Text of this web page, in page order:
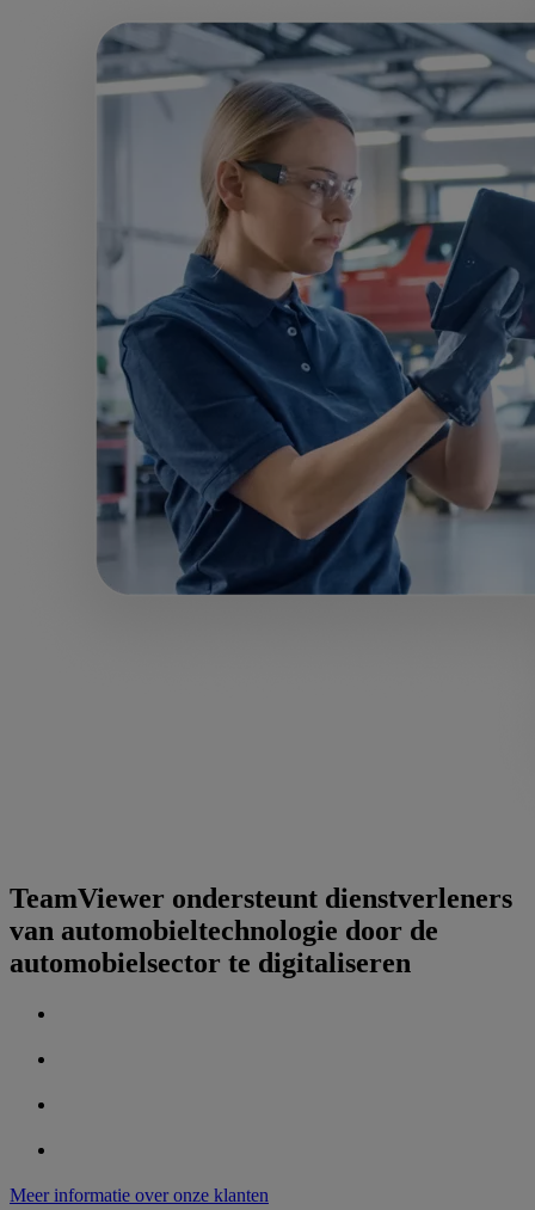
TeamViewer ondersteunt dienstverleners
van automobieltechnologie door de
automobielsector te digitaliseren
Meer informatie over onze klanten